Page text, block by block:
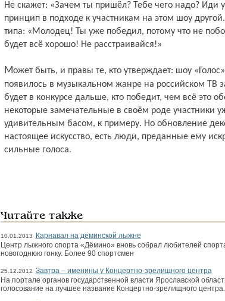
Не скажет: «Зачем ты пришёл? Тебе чего надо? Иди
принцип в подходе к участникам на этом шоу
типа: «Молодец! Ты уже победил, потому что не
будет всё хорошо! Не расстраивайся!»
Может быть, и правы те, кто утверждает: шоу «Голос» на Первом – это лучшее, что
появилось в музыкальном жанре на российском ТВ
будет в конкурсе дальше, кто победит, чем всё это
некоторые замечательные в своём роде участники
удивительным басом, к примеру. Но обновление
настоящее искусство, есть люди, преданные ему
сильные голоса.
Читайте также
10.01.2013
Карнавал на дёминской лыжне
Центр лыжного спорта «Дёмино» вновь собрал любителей
новогоднюю гонку. Более 90 спортсмен
25.12.2012 Завтра – именины у Концертно-зрелищного центра
На портале органов государственной власти Ярославской
голосование на лучшее название Концертно-зрелищного центра.